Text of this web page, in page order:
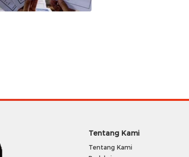
Tentang Kami
Tentang Kami